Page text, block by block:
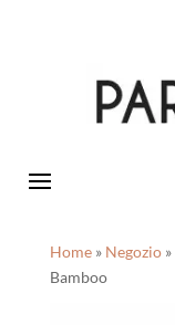
Home» Negozio»
Bamboo